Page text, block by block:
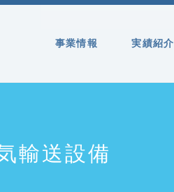
事業情報 実績紹介
輸送設備